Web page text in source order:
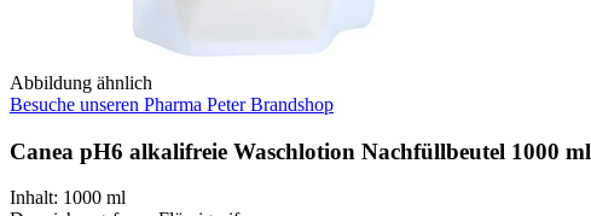
Abbildung ähnlich
Besuche unseren Pharma Peter Brandshop
Canea pH6 alkalifreie Waschlotion Nachfüllbeutel 1000 ml
Inhalt: 1000 ml